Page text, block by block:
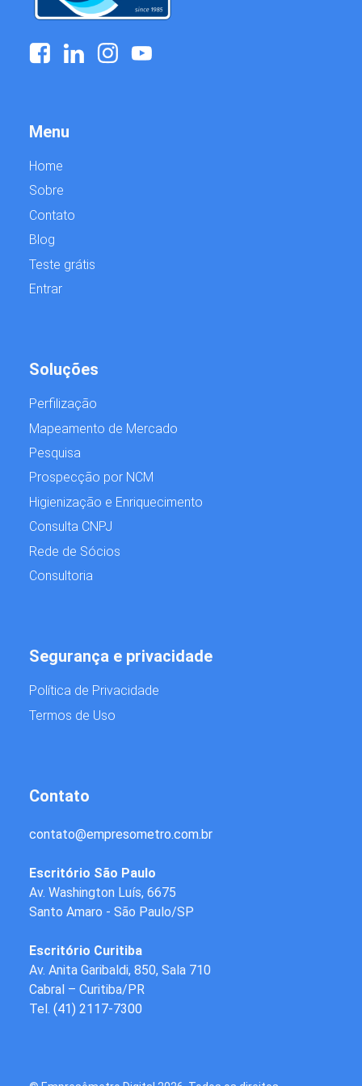
Menu
Home
Sobre
Contato
Blog
Teste grátis
Entrar
Soluções
Perfilização
Mapeamento de Mercado
Pesquisa
Prospecção por NCM
Higienização e Enriquecimento
Consulta CNPJ
Rede de Sócios
Consultoria
Contato
contato@empresometro.com.br
Escritório São Paulo
Av. Washington Luís, 6675
Santo Amaro - São Paulo/SP
Escritório Curitiba
Av. Anita Garibaldi, 850, Sala 710
Cabral – Curitiba/PR
Tel. (41) 2117-7300
Segurança e privacidade
Política de Privacidade
Termos de Uso